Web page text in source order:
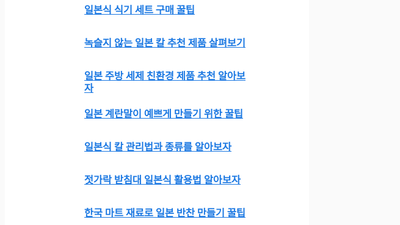
일본식 식기 세트 구매 꿀팁
녹슬지 않는 일본 칼 추천 제품 살펴보기
일본 주방 세제 친환경 제품 추천 알아보
자
일본 계란말이 예쁘게 만들기 위한 꿀팁
일본식 칼 관리법과 종류를 알아보자
젓가락 받침대 일본식 활용법 알아보자
한국 마트 재료로 일본 반찬 만들기 꿀팁